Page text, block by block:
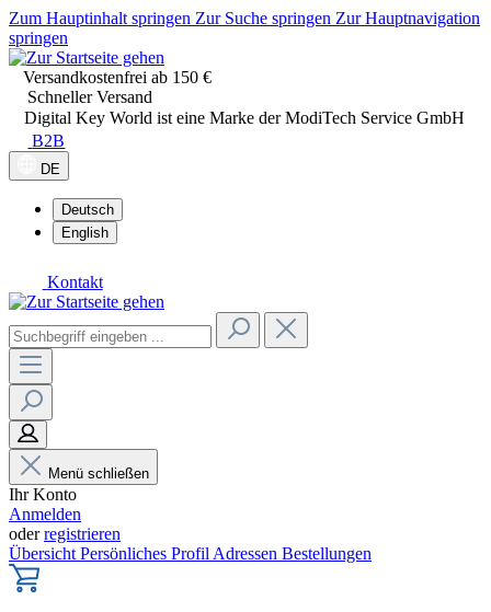
Zum Hauptinhalt springen Zur Suche springen Zur Hauptnavigation
springen
Versandkostenfrei ab 150 €
Schneller Versand
Digital Key World ist eine Marke der ModiTech Service GmbH
B2B
DE
Deutsch
English
Kontakt
Menü schließen
Ihr Konto
Anmelden
oderregistrieren
Übersicht Persönliches Profil Adressen Bestellungen